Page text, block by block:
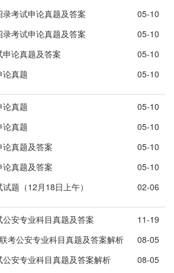
考试申论真题及答案
05-10
考试申论真题及答案
05-10
论真题及答案
05-10
真题
05-10
真题
05-10
真题
05-10
真题及答案
05-10
真题及答案
05-10
题（12月18日上午）
02-06
安专业科目真题及答案
11-19
考公安专业科目真题及答案解析
08-05
安专业科目真题及答案解析
08-05